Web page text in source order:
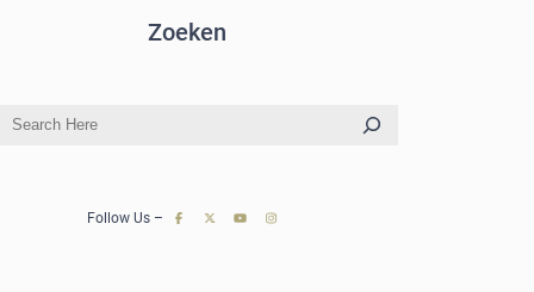
Zoeken
Follow Us –